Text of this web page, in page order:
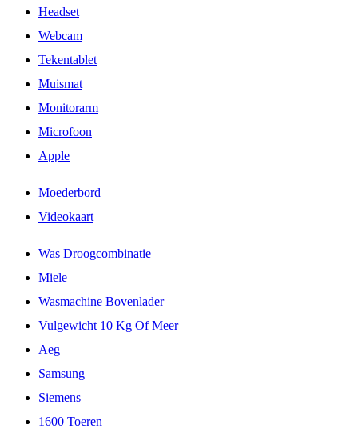
Headset
Webcam
Tekentablet
Muismat
Monitorarm
Microfoon
Apple
Moederbord
Videokaart
Was Droogcombinatie
Miele
Wasmachine Bovenlader
Vulgewicht 10 Kg Of Meer
Aeg
Samsung
Siemens
1600 Toeren